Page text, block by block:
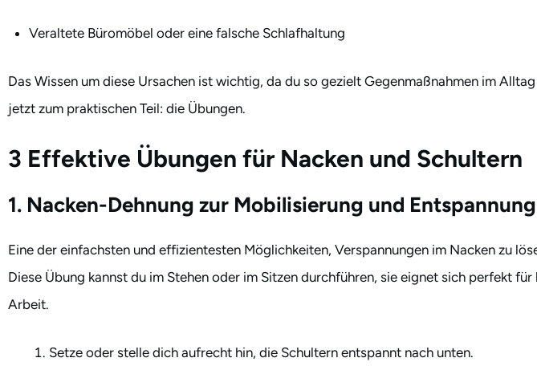
Veraltete Büromöbel oder eine falsche Schlafhaltung
Das Wissen um diese Ursachen ist wichtig, da du so gezielt Gegenmaßnahmen im
jetzt zum praktischen Teil: die Übungen.
3 Effektive Übungen für Nacken und Schultern
1. Nacken-Dehnung zur Mobilisierung und Entspannung
Eine der einfachsten und effizientesten Möglichkeiten, Verspannungen im Nacken zu
Diese Übung kannst du im Stehen oder im Sitzen durchführen, sie eignet sich perfekt für
Arbeit.
Setze oder stelle dich aufrecht hin, die Schultern entspannt nach unten.